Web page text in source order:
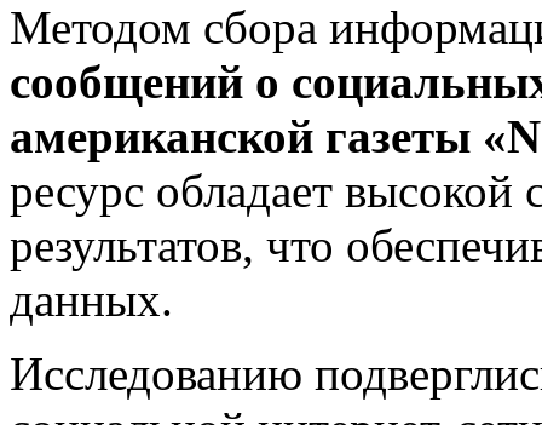
Методом сбора
сообщений о
американской газеты «
ресурс обладает
результатов, что
данных.
Исследованию